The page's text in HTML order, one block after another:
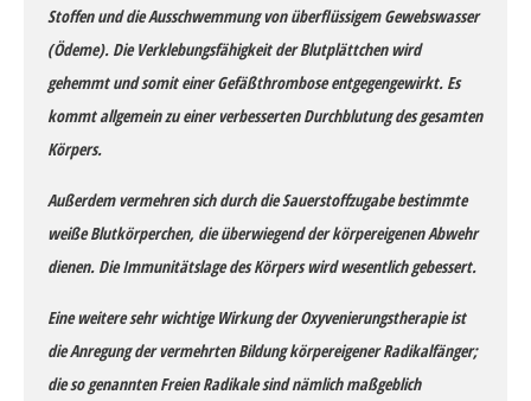
Stoffen und die Ausschwemmung von überflüssigem Gewebswasser
(Ödeme). Die Verklebungsfähigkeit der Blutplättchen wird
gehemmt und somit einer Gefäßthrombose entgegengewirkt. Es
kommt allgemein zu einer verbesserten Durchblutung des gesamten
Körpers.
Außerdem vermehren sich durch die Sauerstoffzugabe bestimmte
weiße Blutkörperchen, die überwiegend der körpereigenen Abwehr
dienen. Die Immunitätslage des Körpers wird wesentlich gebessert.
Eine weitere sehr wichtige Wirkung der Oxyvenierungstherapie ist
die Anregung der vermehrten Bildung körpereigener Radikalfänger;
die so genannten Freien Radikale sind nämlich maßgeblich